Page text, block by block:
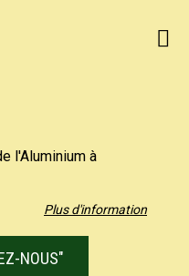
Plus d'information
l'Aluminium à
le matin, du lundi au
40 uniquement
NOUS"